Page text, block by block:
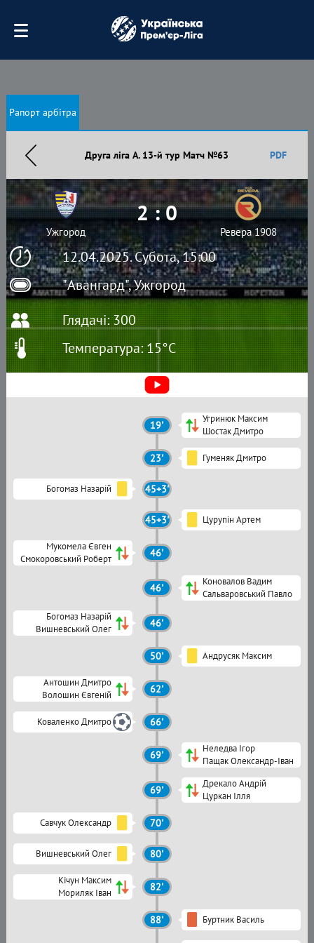
Рапорт арбітра
Друга ліга А. 13-й тур Матч №63 PDF
12.04.2025. Субота, 15:00
"Авангард", Ужгород
Ужгород
2 : 0
Ревера 1908
Глядачі: 300
Температура: 15°C
19'
Угринюк Максим
Шостак Дмитро
23' Гуменяк Дмитро
Богомаз Назарій 45+3'
45+3' Цурупін Артем
Мукомела Євген
Смокоровський Роберт
46'
46'
Коновалов Вадим
Сальваровський Павло
Богомаз Назарій
Вишневський Олег
46'
50' Андрусяк Максим
Антошин Дмитро
Волошин Євгеній
62'
Коваленко Дмитро 66'
69'
Неледва Ігор
Пащак Олександр-Іван
69'
Дрекало Андрій
Цуркан Ілля
Савчук Олександр 70'
Вишневський Олег 80'
Кічун Максим
Мориляк Іван
82'
88' Буртник Василь